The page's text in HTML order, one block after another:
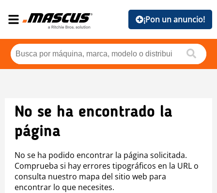
¡Pon un anuncio!
No se ha encontrado la
página
No se ha podido encontrar la página solicitada.
Comprueba si hay errores tipográficos en la URL o
consulta nuestro mapa del sitio web para
encontrar lo que necesites.